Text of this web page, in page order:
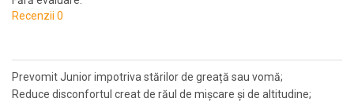
Recenzii 0
Prevomit Junior impotriva stărilor de greață sau vomă;
Reduce disconfortul creat de răul de mișcare și de altitudine;